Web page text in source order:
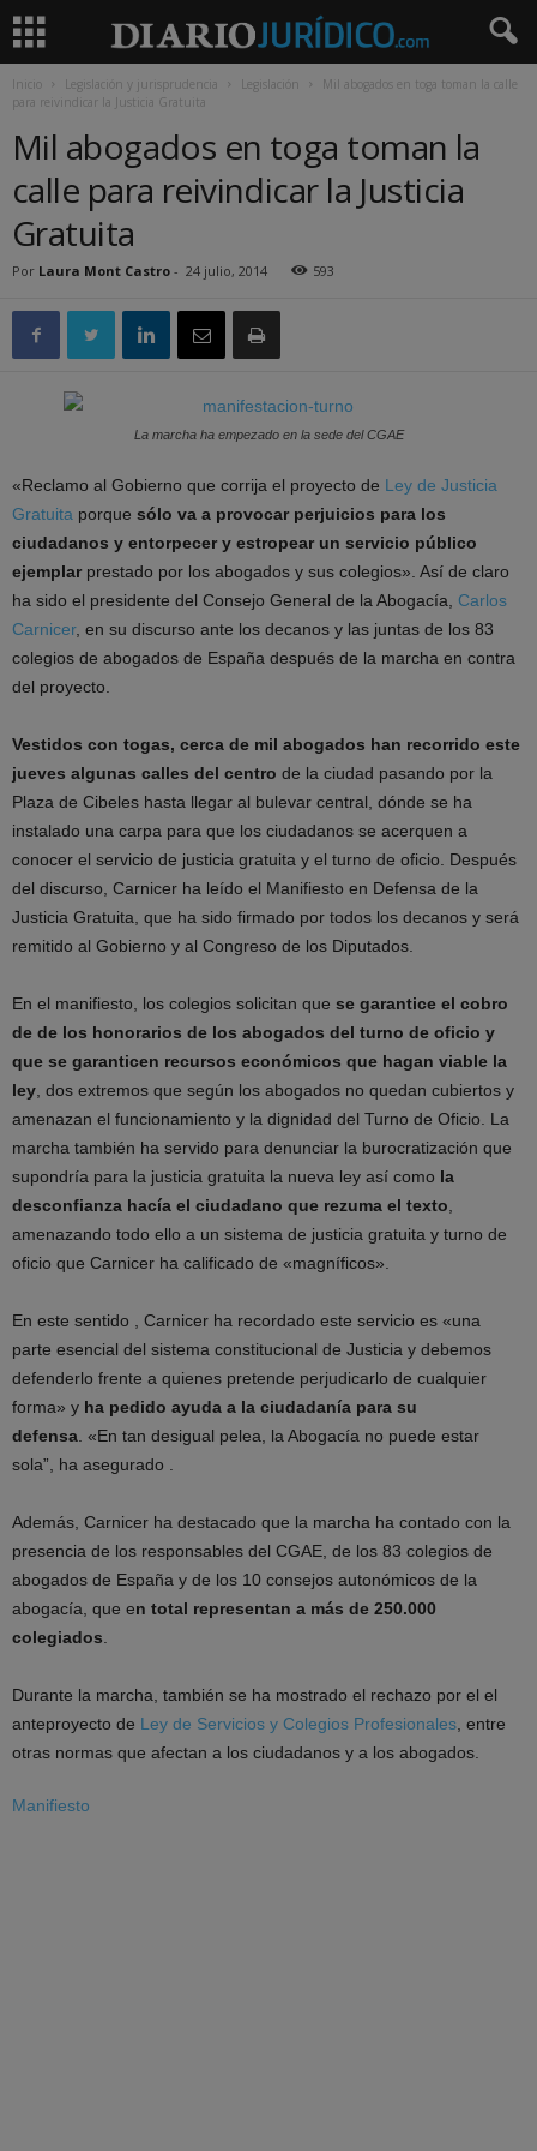
Inicio Legislación y jurisprudencia Legislación
Mil abogados en toga toman la calle
para reivindicar la Justicia Gratuita
Mil abogados en toga toman la
calle para reivindicar la Justicia
Gratuita
Por Laura Mont Castro - 24 julio, 2014 593
La marcha ha empezado en la sede del CGAE
«Reclamo al Gobierno que corrija el proyecto de Ley de Justicia
Gratuita porque sólo va a provocar perjuicios para los
ciudadanos y entorpecer y estropear un servicio público
ejemplar prestado por los abogados y sus colegios». Así de claro
ha sido el presidente del Consejo General de la Abogacía, Carlos
Carnicer, en su discurso ante los decanos y las juntas de los 83
colegios de abogados de España después de la marcha en contra
del proyecto.
Vestidos con togas, cerca de mil abogados han recorrido este
jueves algunas calles del centro de la ciudad pasando por la
Plaza de Cibeles hasta llegar al bulevar central, dónde se ha
instalado una carpa para que los ciudadanos se acerquen a
conocer el servicio de justicia gratuita y el turno de oficio. Después
del discurso, Carnicer ha leído el Manifiesto en Defensa de la
Justicia Gratuita, que ha sido firmado por todos los decanos y será
remitido al Gobierno y al Congreso de los Diputados.
En el manifiesto, los colegios solicitan que se garantice el cobro
de de los honorarios de los abogados del turno de oficio y
que se garanticen recursos económicos que hagan viable la
ley , dos extremos que según los abogados no quedan cubiertos y
amenazan el funcionamiento y la dignidad del Turno de Oficio. La
marcha también ha servido para denunciar la burocratización que
supondría para la justicia gratuita la nueva ley así como la
desconfianza hacía el ciudadano que rezuma el texto
amenazando todo ello a un sistema de justicia gratuita y turno de
oficio que Carnicer ha calificado de «magníficos».
En este sentido , Carnicer ha recordado este servicio es «una
parte esencial del sistema constitucional de Justicia y debemos
defenderlo frente a quienes pretende perjudicarlo de cualquier
forma» y ha pedido ayuda a la ciudadanía para su
defensa . «En tan desigual pelea, la Abogacía no puede estar
sola”, ha asegurado .
Además, Carnicer ha destacado que la marcha ha contado con la
presencia de los responsables del CGAE, de los 83 colegios de
abogados de España y de los 10 consejos autonómicos de la
abogacía, que en total representan a más de 250.000
colegiados
Durante la marcha, también se ha mostrado el rechazo por el el
anteproyecto de Ley de Servicios y Colegios Profesionales , entre
otras normas que afectan a los ciudadanos y a los abogados.
Manifiesto